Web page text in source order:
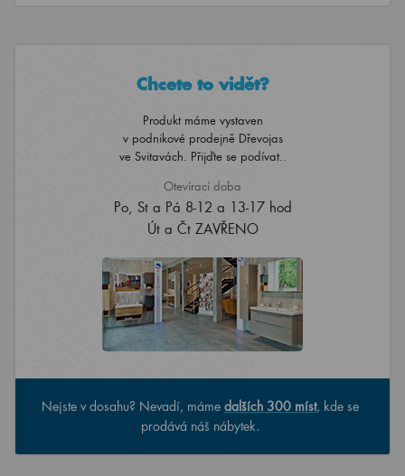
Chcete to vidět?
Produkt máme vystaven
v podnikové prodejně Dřevojas
ve Svitavách. Přijďte se podívat..
Otevírací doba
Po, St a Pá 8-12 a 13-17 hod
Út a Čt ZAVŘENO
Nejste v dosahu? Nevadí, máme dalších 300 míst, kde se
prodává náš nábytek.